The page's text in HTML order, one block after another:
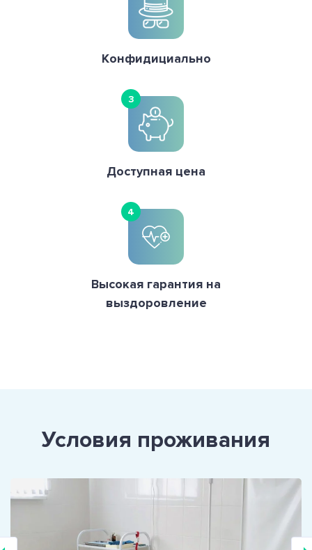
Конфидициально
3
Доступная цена
4
Высокая гарантия на
выздоровление
Условия проживания